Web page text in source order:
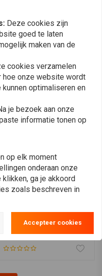
aan
dop
review
412 Schokbrekers voor
Harley 80-08 FLT(NU)
€418,20
Deze cookies zijn
goed te laten
maken van de
cookies verzamelen
hoe onze website wordt
optimaliseren en
je bezoek aan onze
informatie tonen op
op elk moment
onderaan onze
ga je akkoord
zoals beschreven in
Accepteer cookies